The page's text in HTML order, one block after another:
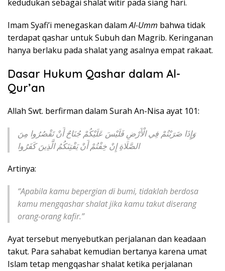
kedudukan sebagai shalat witir pada siang hari.
Imam Syafi’i menegaskan dalamAl-Umm bahwa tidak
terdapat qashar untuk Subuh dan Magrib. Keringanan
hanya berlaku pada shalat yang asalnya empat rakaat.
Dasar Hukum Qashar dalam Al-
Qur’an
Allah Swt. berfirman dalam Surah An-Nisa ayat 101:
وَإِذَا ضَرَبْتُمْ فِي الْأَرْضِ فَلَيْسَ عَلَيْكُمْ جُنَاحٌ أَنْ تَقْصُرُوا مِنَ
الصَّلَاةِ إِنْ خِفْتُمْ أَنْ يَفْتِنَكُمُ الَّذِينَ كَفَرُوا
Artinya:
“Apabila kamu bepergian di bumi, tidaklah berdosa
kamu mengqashar shalat jika kamu takut diserang
orang-orang kafir.”
Ayat tersebut menyebutkan perjalanan dan keadaan
takut. Para sahabat kemudian bertanya karena umat
Islam tetap mengqashar shalat ketika perjalanan